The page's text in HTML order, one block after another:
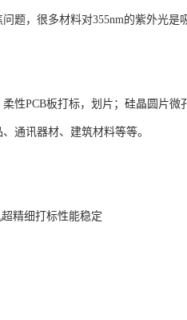
题，很多材料对355nm的紫外光是
性PCB板打标，划片；硅晶圆片微
通讯器材、建筑材料等等。
精细打标性能稳定